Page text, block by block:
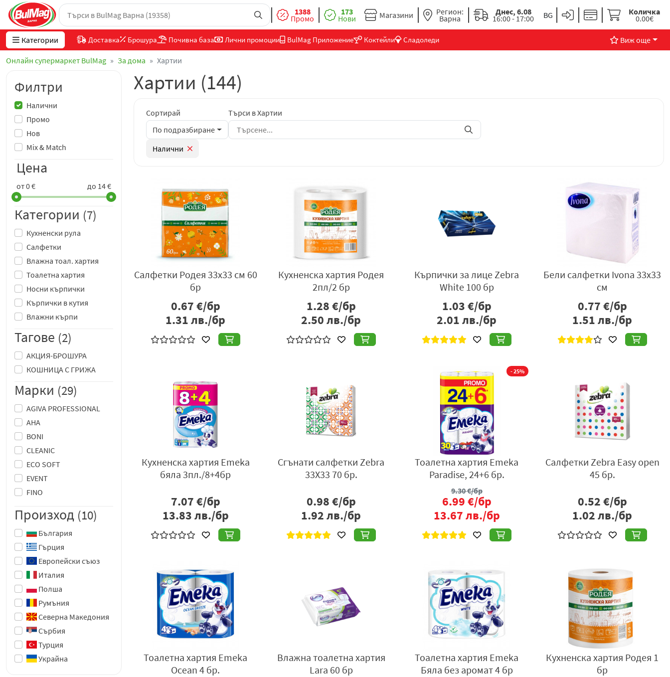
1388
Промо
173
Нови Магазини Регион:
Варна
Днес, 6.08
16:00 - 17:00
Количка
0.00€
Категории Доставка Брошура Почивна база Лични промоции BulMag Приложение Коктейли Сладоледи Виж още
Онлайн супермаркет BulMag За дома Хартии
Филтри
Промо
Нов
Mix & Match
Налични
Цена
от 0 € до 14 €
Категории (7)
Кухненски рула
Салфетки
Влажна тоал. хартия
Тоалетна хартия
Носни кърпички
Кърпички в кутия
Влажни кърпи
Тагове (2)
АКЦИЯ-БРОШУРА
КОШНИЦА С ГРИЖА
Марки (29)
AGIVA PROFESSIONAL
AHA
BONI
CLEANIC
ECO SOFT
EVENT
FINO
IVONA
LUXICA
MALIVA
NATURE OF AGIVA
OCEAN
PICK ME
PLAY TIME
RENKLI
SELPAK
SENSITIVE
SEPTONA
Произход (10)
България
Гърция
Европейски съюз
Италия
Полша
Румъния
Северна Македония
Сърбия
Турция
Украйна
Хартии (144)
Сортирай
По подразбиране
Търси в Хартии
Налични
Салфетки Родея 33х33 см 60
бр
0.67€/бр
1.31лв./бр
Кухненска хартия Родея
2пл/2 бр
1.28€/бр
2.50лв./бр
Кърпички за лице Zebra
White 100 бр
1.03€/бр
2.01лв./бр
Бели салфетки Ivona 33х33
см
0.77€/бр
1.51лв./бр
Кухненска хартия Emeka
бяла 3пл./8+4бр
7.07€/бр
13.83лв./бр
Сгънати салфетки Zebra
33X33 70 бр.
0.98€/бр
1.92лв./бр
- 25%
Тоалетна хартия Emeka
Paradise, 24+6 бр.
9.30€/бр
6.99€/бр
13.67лв./бр
Салфетки Zebra Easy open
45 бр.
0.52€/бр
1.02лв./бр
Тоалетна хартия Emeka
Ocean 4 бр.
Влажна тоалетна хартия
Lara 60 бр
Тоалетна хартия Emeka
Бяла без аромат 4 бр
Кухненска хартия Родея 1
бр